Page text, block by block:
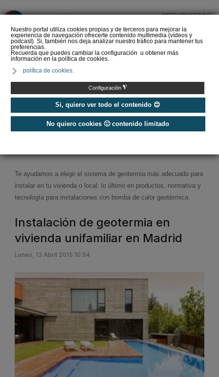
Nuestro portal utiliza cookies propias y de terceros para mejorar la
experiencia de navegación ofrecerte contenido multimedia (vídeos y
podcast). Si, también nos deja analizar nuestro tráfico para mantener tus
preferencias.
Recuerda que puedes cambiar la configuración u obtener más
información en la política de cookies.
política de cookies.
Configuración ◮
Si, quiero ver todo el contenido 😊
No quiero cookies 🙁 contenido limitado
PRESUPUESTOS
Electrificación constate el
pap…
Energías Renovables / Geotermia
Te ayudamos a elegir el sistema de geotermia más adecuado para
instalar en tu vivienda o local: lo último en productos, normativa y
tecnología para instalaciones con bomba de calor geotérmica.
Instalación de geotermia en
vivienda unifamiliar en Madrid
Lunes, 13 Abril 2015 10:54